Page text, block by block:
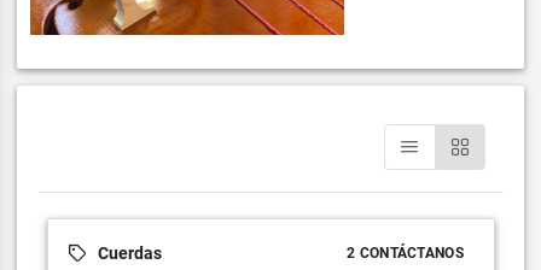
Cuerdas 2 CONTÁCTANOS